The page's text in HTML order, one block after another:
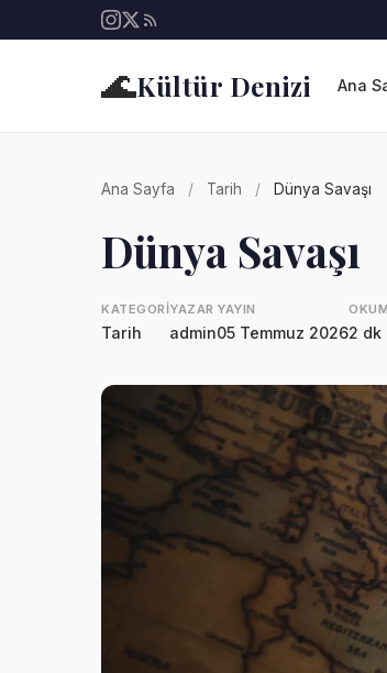
🌊Kültür Denizi Ana
Ana Sayfa / Tarih / Dünya Savaşı
Dünya Savaşı
KATEGORI
Tarih
YAZAR
admin
YAYIN
05 Temmuz 20262 dk